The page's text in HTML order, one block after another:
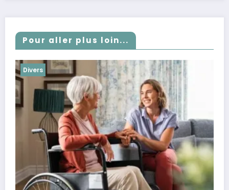
Pour aller plus loin...
Divers